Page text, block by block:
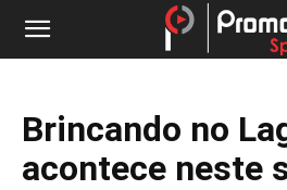
Brincando no
acontece neste